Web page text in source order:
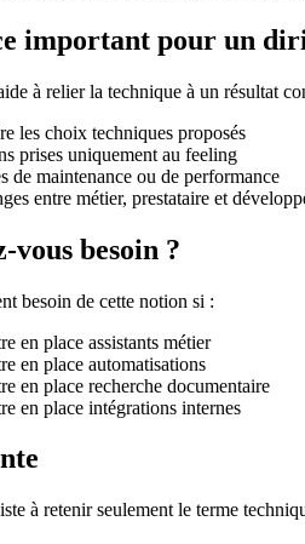
important pour un
à relier la technique à un résultat
les choix techniques proposés
prises uniquement au feeling
de maintenance ou de performance
entre métier, prestataire et
vous besoin ?
besoin de cette notion si :
en place assistants métier
en place automatisations
en place recherche documentaire
en place intégrations internes
à retenir seulement le terme